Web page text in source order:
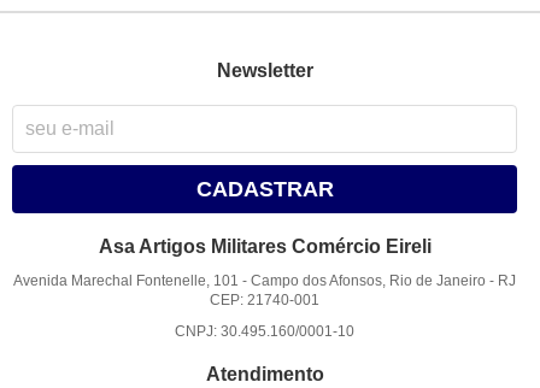
Newsletter
CADASTRAR
Asa Artigos Militares Comércio Eireli
Avenida Marechal Fontenelle, 101 -Campo dos Afonsos, Rio de Janeiro - RJ
CEP: 21740-001
CNPJ: 30.495.160/0001-10
Atendimento